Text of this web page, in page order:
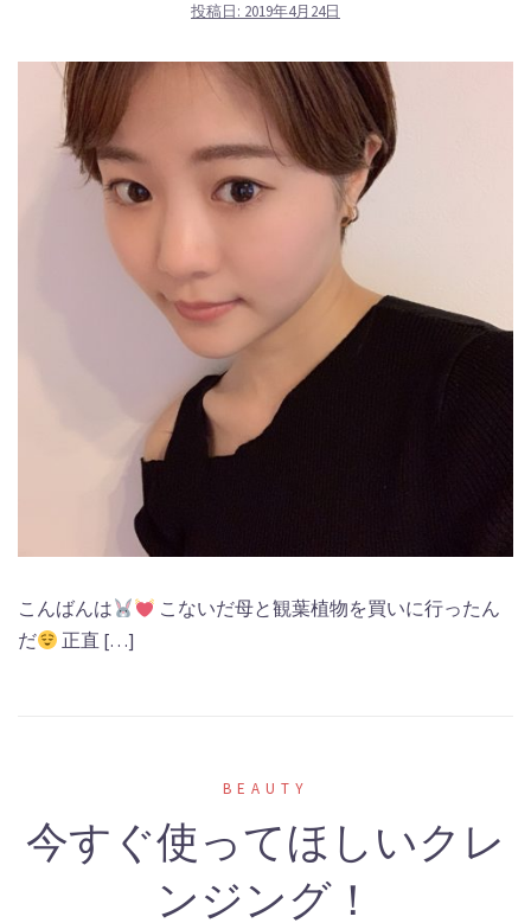
投稿日: 2019年4月24日
こんばんは
こないだ母と観葉植物を買いに行ったん
だ
正直 […]
BEAUTY
今すぐ使ってほしいクレ
ンジング！